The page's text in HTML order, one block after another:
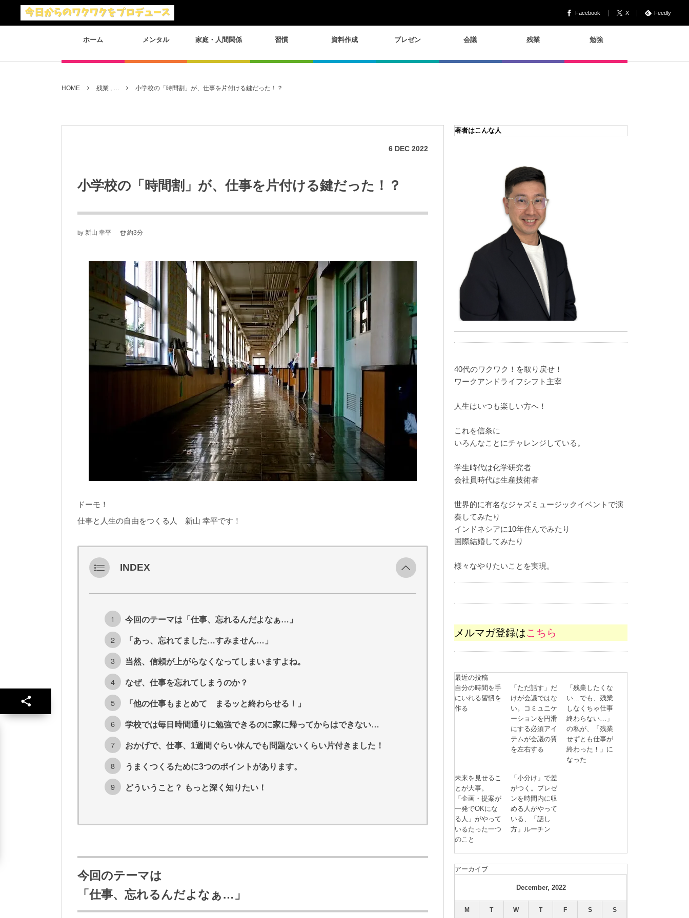
Facebook X Feedly
ホーム メンタル 家庭・人間関係 習慣 資料作成 プレゼン 会議 残業 勉強
HOME 残業 , … 小学校の「時間割」が、仕事を片付ける鍵だった！？
6 DEC 2022
小学校の「時間割」が、仕事を片付ける鍵だった！？
by 新山 幸平 約3分
ドーモ！
仕事と人生の自由をつくる人 新山 幸平です！
INDEX
今回のテーマは「仕事、忘れるんだよなぁ…」
「あっ、忘れてました…すみません…」
当然、信頼が上がらなくなってしまいますよね。
なぜ、仕事を忘れてしまうのか？
「他の仕事もまとめて まるッと終わらせる！」
学校では毎日時間通りに勉強できるのに家に帰ってからはできない…
おかげで、仕事、1週間ぐらい休んでも問題ないくらい片付きました！
うまくつくるために3つのポイントがあります。
どういうこと？ もっと深く知りたい！
今回のテーマは
「仕事、忘れるんだよなぁ…」
著者はこんな人
40代のワクワク！を取り戻せ！
ワークアンドライフシフト主宰
人生はいつも楽しい方へ！
これを信条に
いろんなことにチャレンジしている。
学生時代は化学研究者
会社員時代は生産技術者
世界的に有名なジャズミュージックイベントで演
奏してみたり
インドネシアに10年住んでみたり
国際結婚してみたり
様々なやりたいことを実現。
メルマガ登録はこちら
最近の投稿
自分の時間を手
にいれる習慣を
作る
「ただ話す」だ
けが会議ではな
い。コミュニケ
ーションを円滑
にする必須アイ
テムが会議の質
を左右する
「残業したくな
い…でも、残業
しなくちゃ仕事
終わらない…」
の私が、「残業
せずとも仕事が
終わった！」に
なった
未来を見せるこ
とが大事。
「企画・提案が
一発でOKにな
る人」がやって
いるたった一つ
のこと
「小分け」で差
がつく。プレゼ
ンを時間内に収
める人がやって
いる、「話し
方」ルーチン
アーカイブ
December, 2022
M T W T F S S